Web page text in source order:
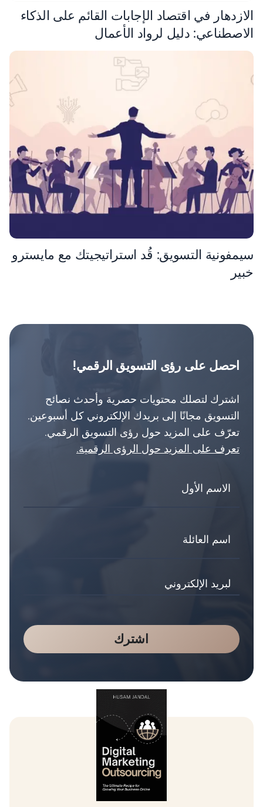
الازدهار في اقتصاد الإجابات القائم على الذكاء
الاصطناعي: دليل لرواد الأعمال
سيمفونية التسويق: قُد استراتيجيتك مع مايسترو
خبير
احصل على رؤى التسويق الرقمي!
اشترك لتصلك محتويات حصرية وأحدث نصائح
التسويق مجانًا إلى بريدك الإلكتروني كل أسبوعين.
تعرّف على المزيد حول رؤى التسويق الرقمي.
تعرف على المزيد حول الرؤى الرقمية.
اشترك